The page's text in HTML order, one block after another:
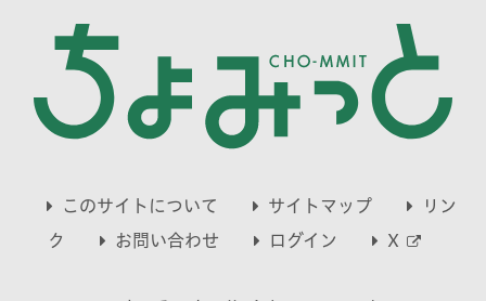
このサイトについて サイトマップ
リン
ク
お問い合わせ ログイン X
別